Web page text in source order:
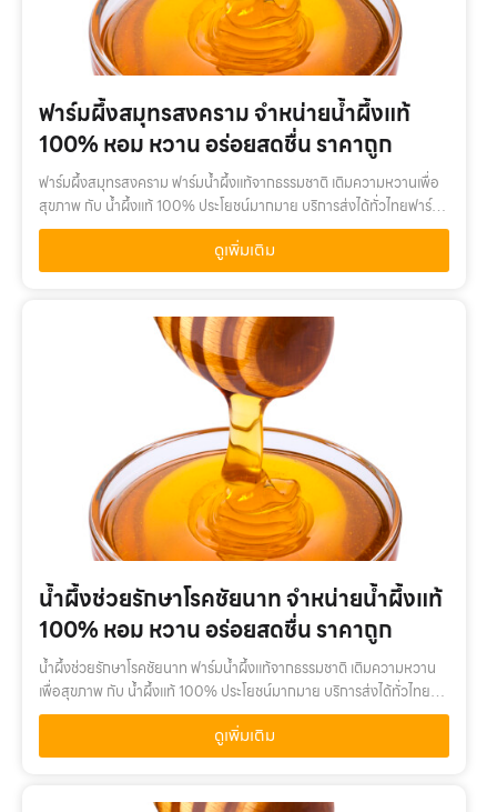
ฟาร์มผึ้งสมุทรสงคราม จำหน่ายน้ำผึ้งแท้
100% หอม หวาน อร่อยสดชื่น ราคาถูก
ฟาร์มผึ้งสมุทรสงคราม ฟาร์มน้ำผึ้งแท้จากธรรมชาติ เติมความหวานเพื่อ
สุขภาพ กับ น้ำผึ้งแท้ 100% ประโยชน์มากมาย บริการส่งได้ทั่วไทยฟาร์ม
ผึ้งสมุทรสงคราม เติมความหวานเพื่อสุขภาพ กับ น้ำผึ้งแท้ 100% คุณค่า
ดูเพิ่มเติม
น้ำผึ้งช่วยรักษาโรคชัยนาท จำหน่ายน้ำผึ้งแท้
100% หอม หวาน อร่อยสดชื่น ราคาถูก
น้ำผึ้งช่วยรักษาโรคชัยนาท ฟาร์มน้ำผึ้งแท้จากธรรมชาติ เติมความหวาน
เพื่อสุขภาพ กับ น้ำผึ้งแท้ 100% ประโยชน์มากมาย บริการส่งได้ทั่วไทยน้ำ
ผึ้งช่วยรักษาโรคชัยนาท เติมความหวานเพื่อสุขภาพ กับ น้ำผึ้งแท้ 100%
ดูเพิ่มเติม